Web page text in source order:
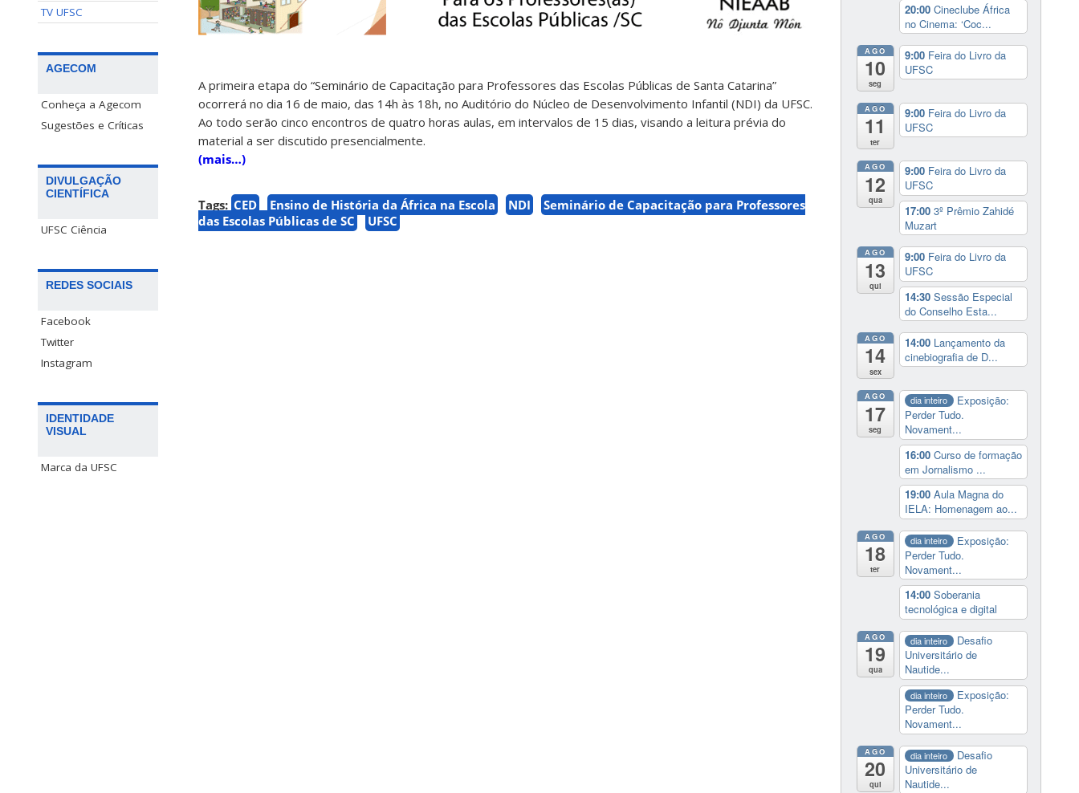
TV UFSC
AGECOM
Conheça a Agecom
Sugestões e Críticas
DIVULGAÇÃO
CIENTÍFICA
UFSC Ciência
REDES SOCIAIS
Facebook
Twitter
Instagram
IDENTIDADE
VISUAL
Marca da UFSC
A primeira etapa do “Seminário de Capacitação para Professores das Escolas Públicas de Santa Catarina”
ocorrerá no dia 16 de maio, das 14h às 18h, no Auditório do Núcleo de Desenvolvimento Infantil (NDI) da UFSC.
Ao todo serão cinco encontros de quatro horas aulas, em intervalos de 15 dias, visando a leitura prévia do
material a ser discutido presencialmente.
(mais…)
Tags: CED Ensino de História da África na Escola NDI
Seminário de Capacitação para Professores
das Escolas Públicas de SC
UFSC
20:00 Cineclube África
no Cinema: ‘Coc...
AGO
10
seg
9:00 Feira do Livro da
UFSC
AGO
11
ter
9:00 Feira do Livro da
UFSC
AGO
12
qua
9:00 Feira do Livro da
UFSC
17:00 3º Prêmio Zahidé
Muzart
AGO
13
qui
9:00 Feira do Livro da
UFSC
14:30 Sessão Especial
do Conselho Esta...
AGO
14
sex
14:00 Lançamento da
cinebiografia de D...
AGO
17
seg
dia inteiro
Exposição:
Perder Tudo.
Novament...
16:00 Curso de formação
em Jornalismo ...
19:00 Aula Magna do
IELA: Homenagem ao...
AGO
18
ter
dia inteiro
Exposição:
Perder Tudo.
Novament...
14:00 Soberania
tecnológica e digital
AGO
19
qua
dia inteiro
Desafio
Universitário de
Nautide...
dia inteiro
Exposição:
Perder Tudo.
Novament...
AGO
20
qui
dia inteiro
Desafio
Universitário de
Nautide...